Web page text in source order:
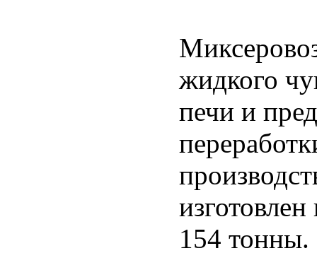
жидкого
печи и
154 тонны.